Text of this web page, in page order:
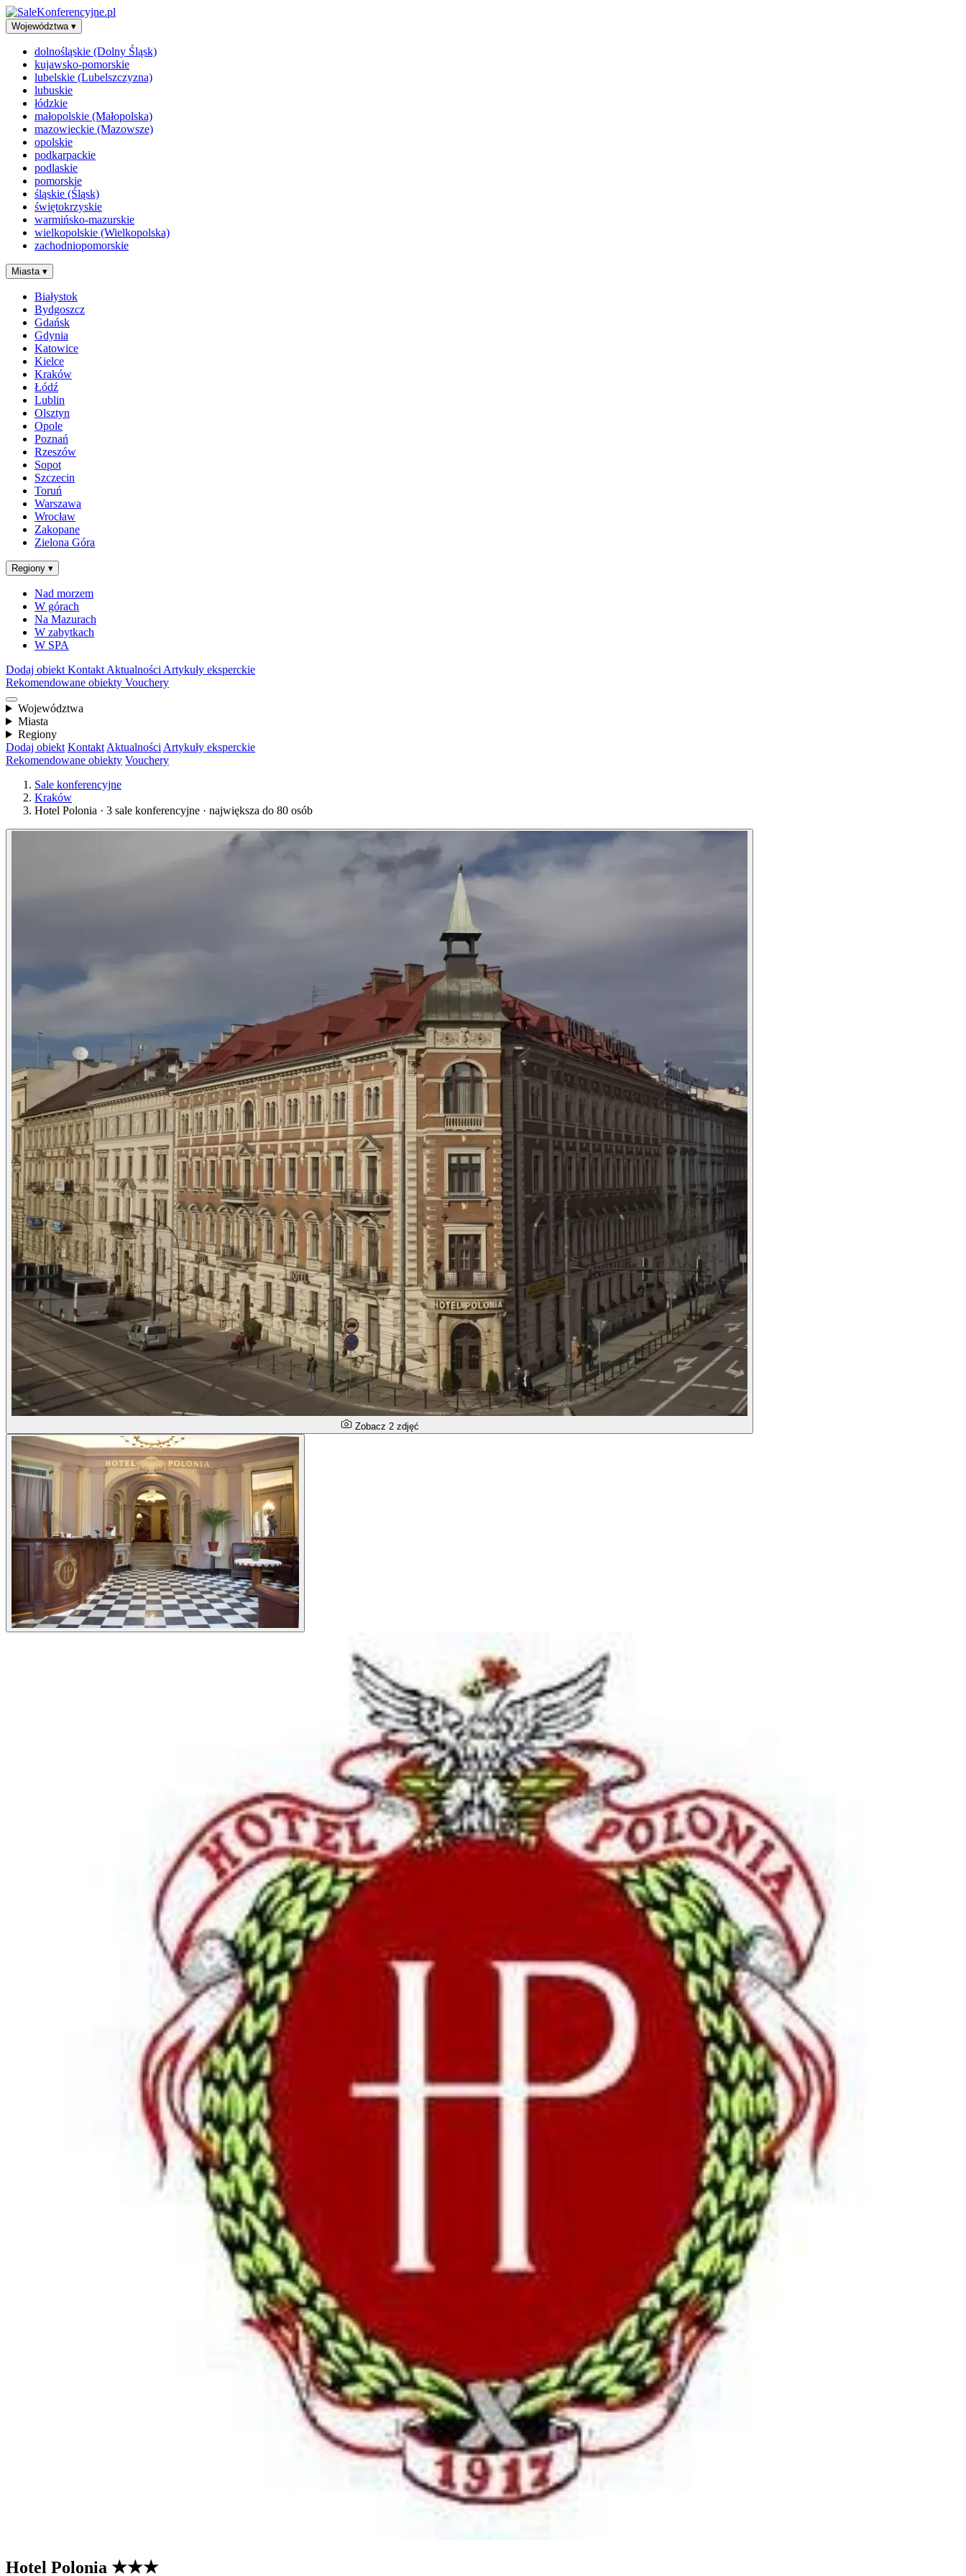
Województwa ▾
dolnośląskie (Dolny Śląsk)
kujawsko-pomorskie
lubelskie (Lubelszczyzna)
lubuskie
łódzkie
małopolskie (Małopolska)
mazowieckie (Mazowsze)
opolskie
podkarpackie
podlaskie
pomorskie
śląskie (Śląsk)
świętokrzyskie
warmińsko-mazurskie
wielkopolskie (Wielkopolska)
zachodniopomorskie
Miasta ▾
Białystok
Bydgoszcz
Gdańsk
Gdynia
Katowice
Kielce
Kraków
Łódź
Lublin
Olsztyn
Opole
Poznań
Rzeszów
Sopot
Szczecin
Toruń
Warszawa
Wrocław
Zakopane
Zielona Góra
Regiony ▾
Nad morzem
W górach
Na Mazurach
W zabytkach
W SPA
Dodaj obiekt Kontakt Aktualności Artykuły eksperckie
Rekomendowane obiekty Vouchery
Województwa
Miasta
Regiony
Dodaj obiekt Kontakt Aktualności Artykuły eksperckie
Rekomendowane obiekty Vouchery
Sale konferencyjne
Kraków
Hotel Polonia · 3 sale konferencyjne · największa do 80 osób
Zobacz 2 zdjęć
Hotel Polonia ★★★